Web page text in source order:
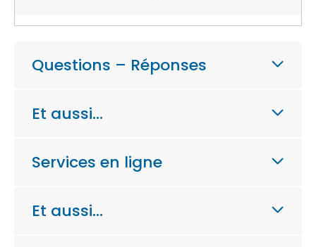
Questions – Réponses
Et aussi…
Services en ligne
Et aussi…